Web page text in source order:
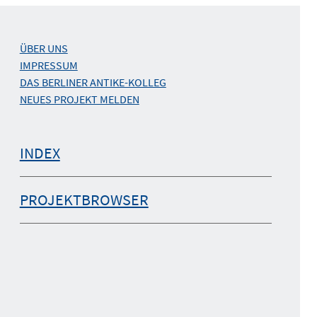
ÜBER UNS
IMPRESSUM
DAS BERLINER ANTIKE-KOLLEG
NEUES PROJEKT MELDEN
INDEX
PROJEKTBROWSER